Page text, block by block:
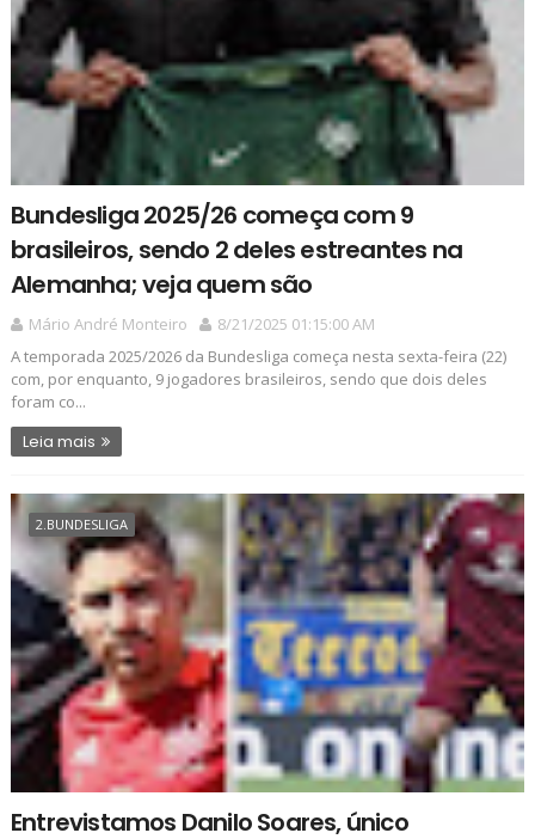
Bundesliga 2025/26 começa com 9
brasileiros, sendo 2 deles estreantes na
Alemanha; veja quem são
Mário André Monteiro
8/21/2025 01:15:00 AM
A temporada 2025/2026 da Bundesliga começa nesta sexta-feira (22)
com, por enquanto, 9 jogadores brasileiros, sendo que dois deles
foram co...
Leia mais
2.BUNDESLIGA
Entrevistamos Danilo Soares, único